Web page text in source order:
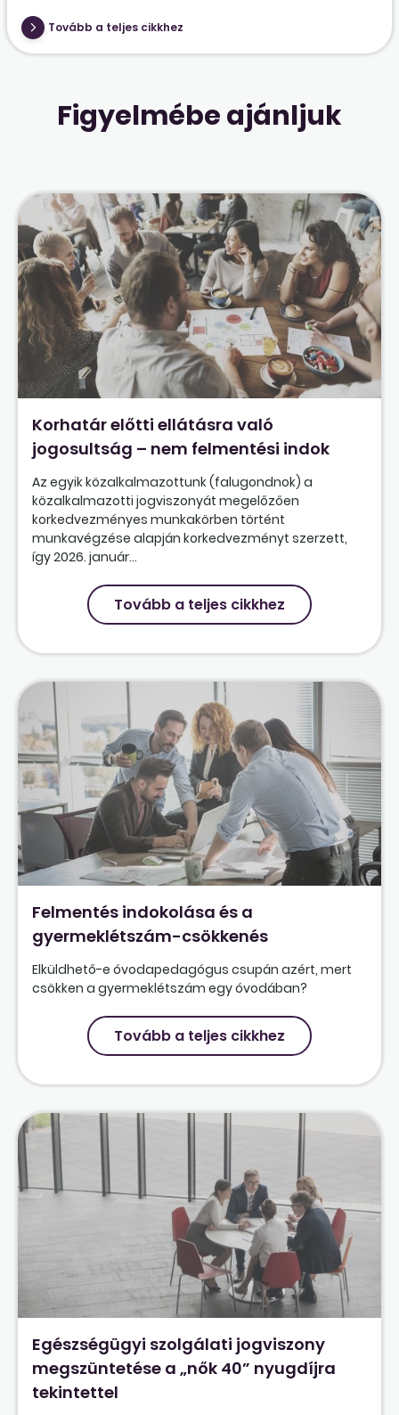
Tovább a teljes cikkhez
Figyelmébe ajánljuk
Korhatár előtti ellátásra való
jogosultság – nem felmentési indok
Az egyik közalkalmazottunk (falugondnok) a
közalkalmazotti jogviszonyát megelőzően
korkedvezményes munkakörben történt
munkavégzése alapján korkedvezményt szerzett,
így 2026. január...
Tovább a teljes cikkhez
Felmentés indokolása és a
gyermeklétszám-csökkenés
Elküldhető-e óvodapedagógus csupán azért, mert
csökken a gyermeklétszám egy óvodában?
Tovább a teljes cikkhez
Egészségügyi szolgálati jogviszony
megszüntetése a „nők 40” nyugdíjra
tekintettel